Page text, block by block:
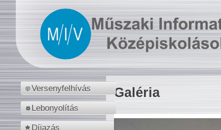
Versenyfelhívás
Lebonyolítás
Díjazás
Galéria